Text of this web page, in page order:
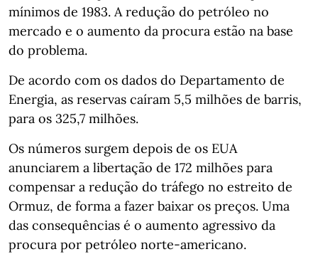
mínimos de 1983. A redução do petróleo no
mercado e o aumento da procura estão na base
do problema.
De acordo com os dados do Departamento de
Energia, as reservas caíram 5,5 milhões de barris,
para os 325,7 milhões.
Os números surgem depois de os EUA
anunciarem a libertação de 172 milhões para
compensar a redução do tráfego no estreito de
Ormuz, de forma a fazer baixar os preços. Uma
das consequências é o aumento agressivo da
procura por petróleo norte-americano.